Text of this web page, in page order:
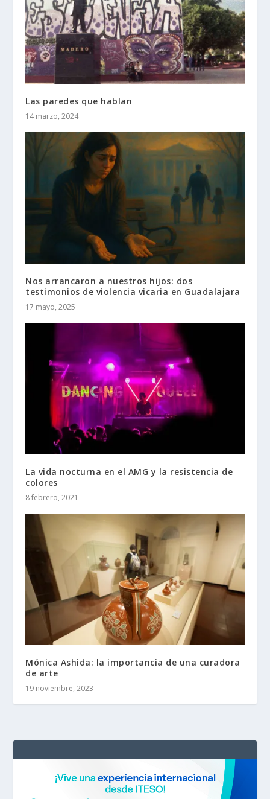
Las paredes que hablan
14 marzo, 2024
Nos arrancaron a nuestros hijos: dos
testimonios de violencia vicaria en Guadalajara
17 mayo, 2025
La vida nocturna en el AMG y la resistencia de
colores
8 febrero, 2021
Mónica Ashida: la importancia de una curadora
de arte
19 noviembre, 2023